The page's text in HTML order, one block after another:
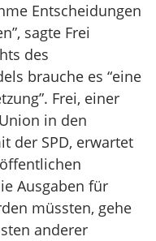
Entscheidungen
sagte Frei
des
brauche es “eine
Frei, einer
in den
der SPD, erwartet
Ausgaben für
müssten, gehe
anderer